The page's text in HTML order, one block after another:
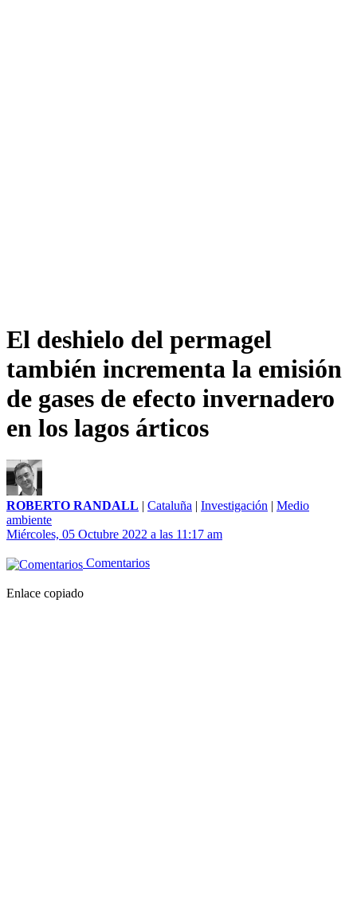
El deshielo del permagel
también incrementa la emisión
de gases de efecto invernadero
en los lagos árticos
ROBERTO RANDALL | Cataluña | Investigación | Medio
ambiente
Miércoles, 05 Octubre 2022 a las 11:17 am
Comentarios
Enlace copiado